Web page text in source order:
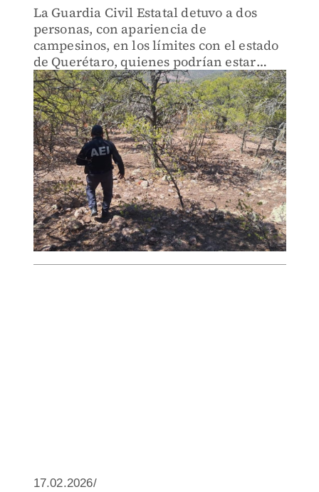
La Guardia Civil Estatal detuvo a dos
personas, con apariencia de
campesinos, en los límites con el estado
de Querétaro, quienes podrían estar
relacionadas con esta actividad
criminal.
17.02.2026/